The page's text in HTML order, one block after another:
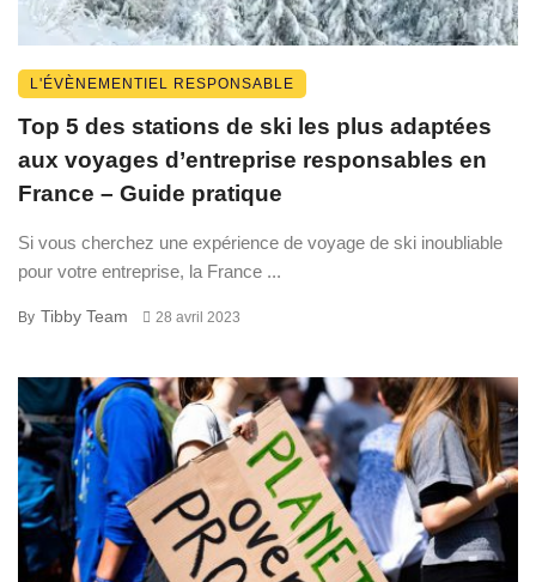
L'ÉVÈNEMENTIEL RESPONSABLE
Top 5 des stations de ski les plus adaptées
aux voyages d’entreprise responsables en
France – Guide pratique
Si vous cherchez une expérience de voyage de ski inoubliable
pour votre entreprise, la France ...
By Tibby Team 28 avril 2023